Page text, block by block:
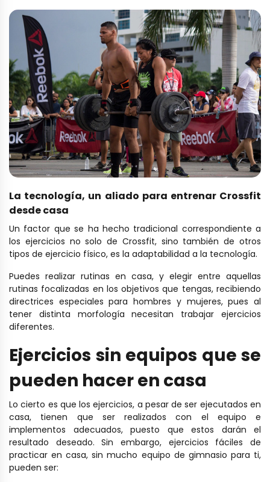
La tecnología, un aliado para entrenar Crossfit
desde casa
Un factor que se ha hecho tradicional correspondiente a
los ejercicios no solo de Crossfit, sino también de otros
tipos de ejercicio físico, es la adaptabilidad a la tecnología.
Puedes realizar rutinas en casa, y elegir entre aquellas
rutinas focalizadas en los objetivos que tengas, recibiendo
directrices especiales para hombres y mujeres, pues al
tener distinta morfología necesitan trabajar ejercicios
diferentes.
Ejercicios sin equipos que se
pueden hacer en casa
Lo cierto es que los ejercicios, a pesar de ser ejecutados en
casa, tienen que ser realizados con el equipo e
implementos adecuados, puesto que estos darán el
resultado deseado. Sin embargo, ejercicios fáciles de
practicar en casa, sin mucho equipo de gimnasio para ti,
pueden ser: